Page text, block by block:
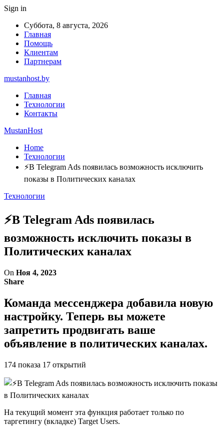
Sign in
Суббота, 8 августа, 2026
Главная
Помощь
Клиентам
Партнерам
mustanhost.by
Главная
Технологии
Контакты
MustanHost
Home
Технологии
⚡️В Telegram Ads появилась возможность исключить
показы в Политических каналах
Технологии
⚡️В Telegram Ads появилась
возможность исключить показы в
Политических каналах
On Ноя 4, 2023
Share
Команда мессенджера добавила новую
настройку. Теперь вы можете
запретить продвигать ваше
объявление в политических каналах.
174 показа 17 открытий
На текущий момент эта функция работает только по
таргетингу (вкладке) Target Users.